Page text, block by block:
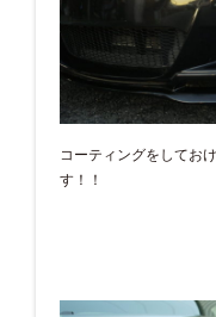
コーティングをしてお
す！！